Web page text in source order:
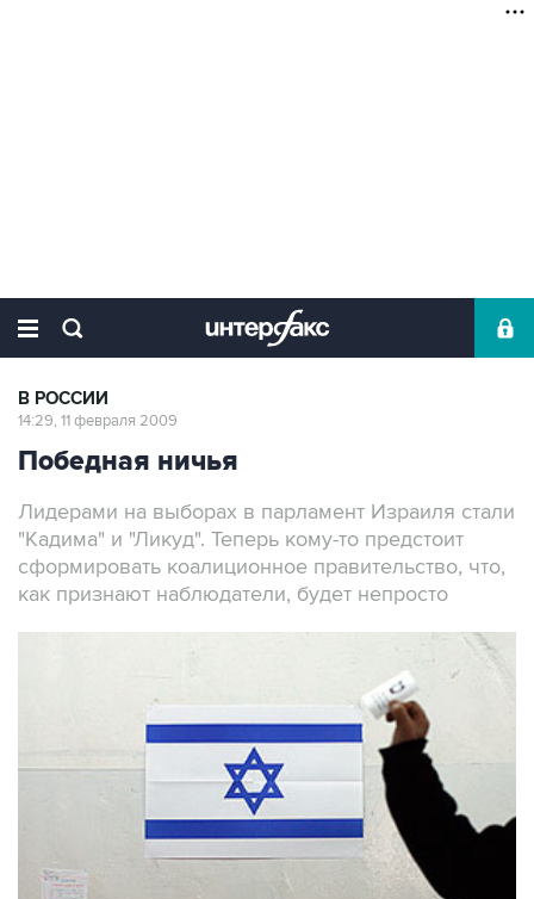
В РОССИИ
14:29, 11 февраля 2009
Победная ничья
Лидерами на выборах в парламент Израиля стали
"Кадима" и "Ликуд". Теперь кому-то предстоит
сформировать коалиционное правительство, что,
как признают наблюдатели, будет непросто